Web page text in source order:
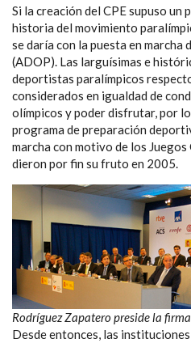
Si la creación del CPE supuso un
historia del movimiento
se daría con la puesta en marcha
(ADOP). Las larguísimas e
deportistas paralímpicos
considerados en igualdad de
olímpicos y poder disfrutar, por
programa de preparación
marcha con motivo de los
dieron por fin su fruto en 2005.
Rodríguez Zapatero preside la
Desde entonces, las